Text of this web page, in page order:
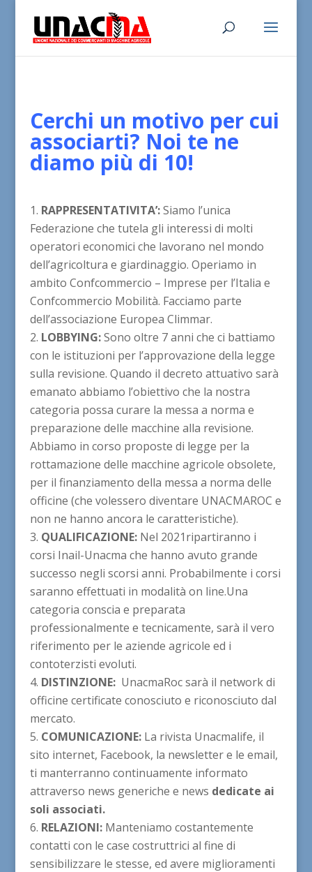
Cerchi un motivo per cui
associarti? Noi te ne
diamo più di 10!
RAPPRESENTATIVITA’:Siamo l’unica
Federazione che tutela gli interessi di molti
operatori economici che lavorano nel mondo
dell’agricoltura e giardinaggio. Operiamo in
ambito Confcommercio – Imprese per l’Italia e
Confcommercio Mobilità. Facciamo parte
dell’associazione Europea Climmar.
LOBBYING:Sono oltre 7 anni che ci battiamo
con le istituzioni per l’approvazione della legge
sulla revisione. Quando il decreto attuativo sarà
emanato abbiamo l’obiettivo che la nostra
categoria possa curare la messa a norma e
preparazione delle macchine alla revisione.
Abbiamo in corso proposte di legge per la
rottamazione delle macchine agricole obsolete,
per il finanziamento della messa a norma delle
officine (che volessero diventare UNACMAROC e
non ne hanno ancora le caratteristiche).
QUALIFICAZIONE:Nel 2021ripartiranno i
corsi Inail-Unacma che hanno avuto grande
successo negli scorsi anni. Probabilmente i corsi
saranno effettuati in modalità on line.Una
categoria conscia e preparata
professionalmente e tecnicamente, sarà il vero
riferimento per le aziende agricole ed i
contoterzisti evoluti.
DISTINZIONE:UnacmaRoc sarà il network di
officine certificate conosciuto e riconosciuto dal
mercato.
COMUNICAZIONE:La rivista Unacmalife, il
sito internet, Facebook, la newsletter e le email,
ti manterranno continuamente informato
attraverso news generiche e news dedicate ai
soli associati.
RELAZIONI:Manteniamo costantemente
contatti con le case costruttrici al fine di
sensibilizzare le stesse, ed avere miglioramenti